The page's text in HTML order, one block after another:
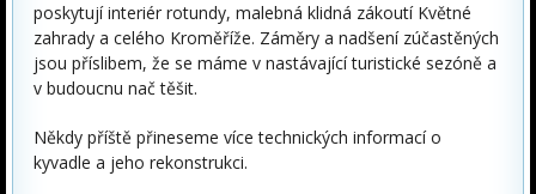
poskytují interiér rotundy, malebná klidná zákoutí Květné
zahrady a celého Kroměříže. Záměry a nadšení zúčastěných
jsou příslibem, že se máme v nastávající turistické sezóně a
v budoucnu nač těšit.
Někdy příště přineseme více technických informací o
kyvadle a jeho rekonstrukci.